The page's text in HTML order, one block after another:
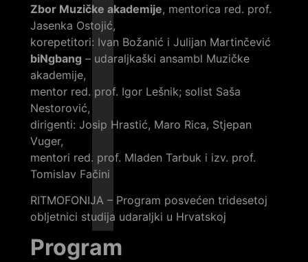
Zbor Muzičke akademije, mentorica red. prof.
Jasenka Ostojić,
korepetitori: Ivan Božanić i Julijan Martinčević
biNgbang – udaraljkaški ansambl Muzičke
akademije,
mentor red. prof. Igor Lešnik; solist Saša
Nestorović,
dirigenti: Josip Hrastić, Maro Rica, Stjepan
Vuger,
mentori red. prof. Mladen Tarbuk i izv. prof.
Tomislav Fačini
RITMOFONIJA – Program posvećen tridesetoj
obljetnici studija udaraljki u Hrvatskoj
Program